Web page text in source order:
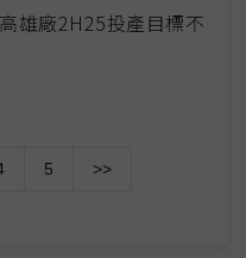
雄廠2H25投產目標不
5 >>